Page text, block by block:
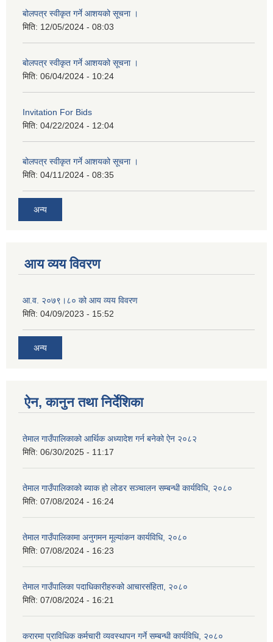
बोलपत्र स्वीकृत गर्ने आशयको सूचना ।
मिति: 12/05/2024 - 08:03
बोलपत्र स्वीकृत गर्ने आशयको सूचना ।
मिति: 06/04/2024 - 10:24
Invitation For Bids
मिति: 04/22/2024 - 12:04
बोलपत्र स्वीकृत गर्ने आशयको सूचना ।
मिति: 04/11/2024 - 08:35
अन्य
आय व्यय विवरण
आ.व. २०७९।८० को आय व्यय विवरण
मिति: 04/09/2023 - 15:52
अन्य
ऐन, कानुन तथा निर्देशिका
तेमाल गाउँपालिकाको आर्थिक अध्यादेश गर्न बनेको ऐन २०८२
मिति: 06/30/2025 - 11:17
तेमाल गाउँपालिकाको ब्याक हो लोडर सञ्चालन सम्बन्धी कार्यविधि, २०८०
मिति: 07/08/2024 - 16:24
तेमाल गाउँपालिकामा अनुगमन मूल्यांकन कार्यविधि, २०८०
मिति: 07/08/2024 - 16:23
तेमाल गाउँपालिका पदाधिकारीहरुको आचारसंहिता, २०८०
मिति: 07/08/2024 - 16:21
करारमा प्राविधिक कर्मचारी व्यवस्थापन गर्ने सम्बन्धी कार्यविधि, २०८०